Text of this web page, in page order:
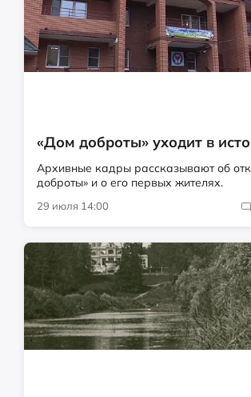
«Дом доброты» уходит в
Архивные кадры рассказывают об
доброты» и о его первых жителях.
29 июля 14:00